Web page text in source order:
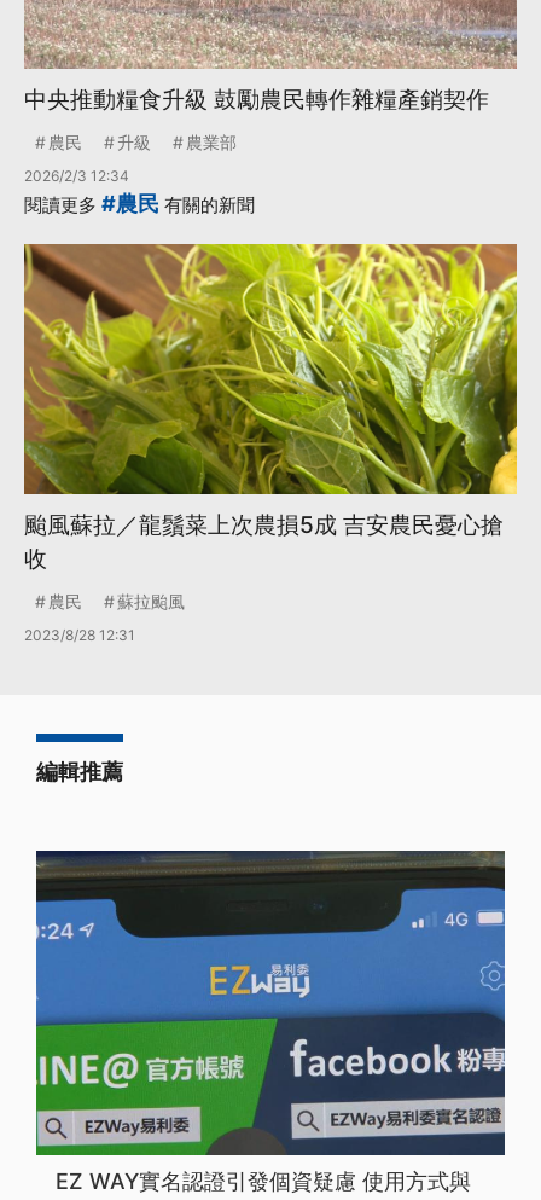
中央推動糧食升級 鼓勵農民轉作雜糧產銷契作
農民 升級 農業部
2026/2/3 12:34
閱讀更多 #農民 有關的新聞
颱風蘇拉／龍鬚菜上次農損5成 吉安農民憂心搶
收
農民 蘇拉颱風
2023/8/28 12:31
編輯推薦
EZ WAY實名認證引發個資疑慮 使用方式與